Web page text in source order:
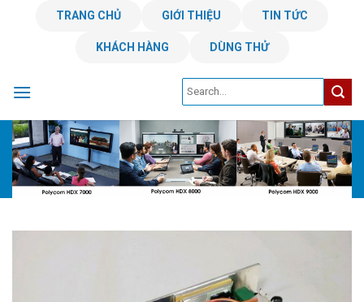
TRANG CHỦ GIỚI THIỆU TIN TỨC
KHÁCH HÀNG DÙNG THỬ